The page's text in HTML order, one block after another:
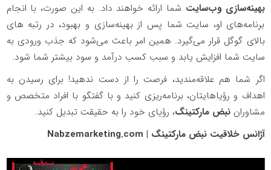
بهینه‌سازی وب‌سایت شما ارائه خواهند داد. به این صورت، با انجام
برنامه‌های او، سایت شما پس از بهینه‌سازی و بهبود، در رتبه های
بالای گوگل قرار می‌گیرد. همین امر باعث می‌شود که جذب ورودی به
سایت شما افزایش یابد و سبب کسب درآمد و سود بیشتر شما شود.
اگر شما هم علاقه‌مندید، فرصت را از دست ندهید! برای رسیدن به
اهداف و رؤیاهایتان، برنامه‌ریزی کنید و با گفتگو با افراد متخصص و
مشاوراننبض مارکتینگ، رؤیای خود را به حقیقت تبدیل کنید.
آژانس خلاقیت نبض مارکتینگ | Nabzemarketing.com